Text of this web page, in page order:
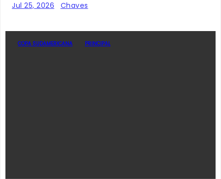
Jul 25, 2026 Chaves
COPA SUDAMERICANA PRINCIPAL